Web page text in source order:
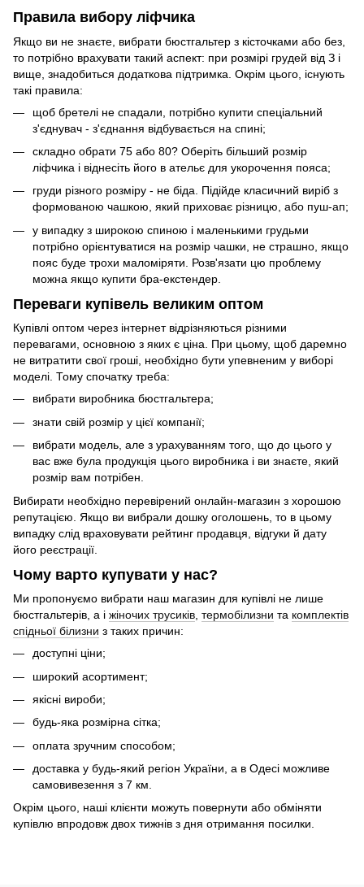
Правила вибору ліфчика
Якщо ви не знаєте, вибрати бюстгальтер з кісточками або без,
то потрібно врахувати такий аспект: при розмірі грудей від З і
вище, знадобиться додаткова підтримка. Окрім цього, існують
такі правила:
щоб бретелі не спадали, потрібно купити спеціальний
з'єднувач - з'єднання відбувається на спині;
складно обрати 75 або 80? Оберіть більший розмір
ліфчика і віднесіть його в ательє для укорочення пояса;
груди різного розміру - не біда. Підійде класичний виріб з
формованою чашкою, який приховає різницю, або пуш-ап;
у випадку з широкою спиною і маленькими грудьми
потрібно орієнтуватися на розмір чашки, не страшно, якщо
пояс буде трохи маломіряти. Розв'язати цю проблему
можна якщо купити бра-екстендер.
Переваги купівель великим оптом
Купівлі оптом через інтернет відрізняються різними
перевагами, основною з яких є ціна. При цьому, щоб даремно
не витратити свої гроші, необхідно бути упевненим у виборі
моделі. Тому спочатку треба:
вибрати виробника бюстгальтера;
знати свій розмір у цієї компанії;
вибрати модель, але з урахуванням того, що до цього у
вас вже була продукція цього виробника і ви знаєте, який
розмір вам потрібен.
Вибирати необхідно перевірений онлайн-магазин з хорошою
репутацією. Якщо ви вибрали дошку оголошень, то в цьому
випадку слід враховувати рейтинг продавця, відгуки й дату
його реєстрації.
Чому варто купувати у нас?
Ми пропонуємо вибрати наш магазин для купівлі не лише
бюстгальтерів, а і жіночих трусиків термобілизни та комплектів
спідньої білизни з таких причин:
доступні ціни;
широкий асортимент;
якісні вироби;
будь-яка розмірна сітка;
оплата зручним способом;
доставка у будь-який регіон України, а в Одесі можливе
самовивезення з 7 км.
Окрім цього, наші клієнти можуть повернути або обміняти
купівлю впродовж двох тижнів з дня отримання посилки.